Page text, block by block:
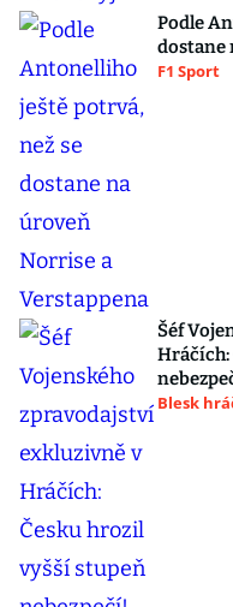
Podle
dostane
F1 Sport
Šéf
Hráčích:
Blesk